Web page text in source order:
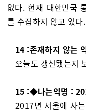
없다. 현재 대한민국
를 수집하지 않고 있다.
14 :존재하지 않는
오늘도 갱신됐는지
15 :◆나는익명 :
2017년 서울에 사